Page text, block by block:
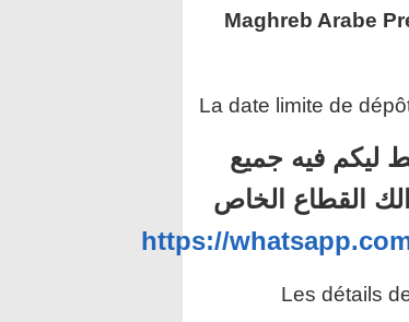
Maghreb Arabe
La date limite de
ليكم فيه جميع
القطاع الخاص
https://
Les détails